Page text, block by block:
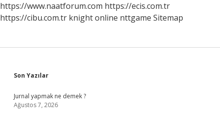
https://www.naatforum.com https://ecis.com.tr
https://cibu.com.tr knight online nttgame Sitemap
Sidebar
Son Yazılar
Jurnal yapmak ne demek ?
Ağustos 7, 2026